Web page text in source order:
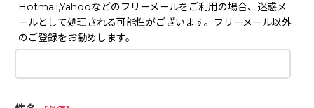
Hotmail,Yahooなどのフリーメールをご利用の場合、迷惑メ
ールとして処理される可能性がございます。フリーメール以外
のご登録をお勧めします。